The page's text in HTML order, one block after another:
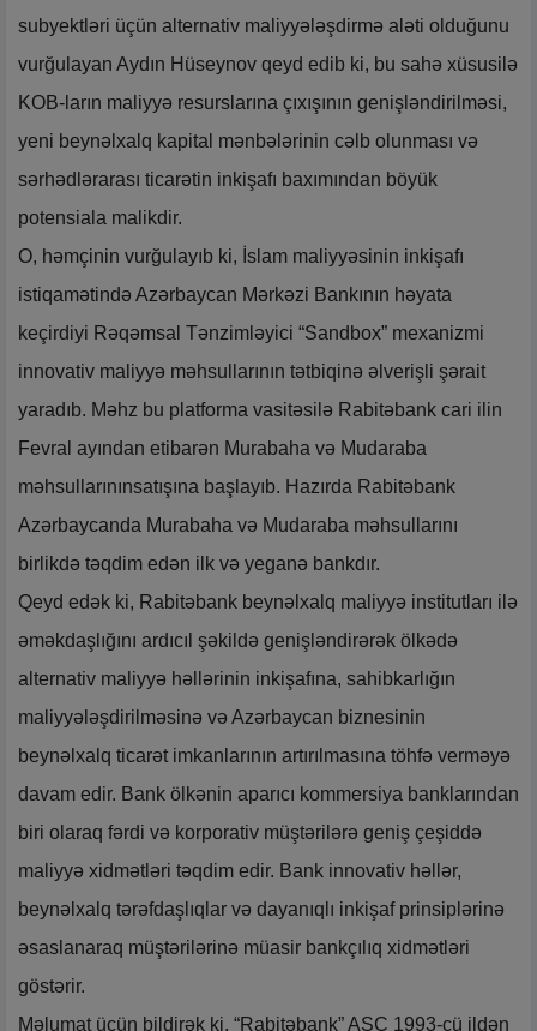
subyektləri üçün alternativ maliyyələşdirmə aləti olduğunu
vurğulayan Aydın Hüseynov qeyd edib ki, bu sahə xüsusilə
KOB-ların maliyyə resurslarına çıxışının genişləndirilməsi,
yeni beynəlxalq kapital mənbələrinin cəlb olunması və
sərhədlərarası ticarətin inkişafı baxımından böyük
potensiala malikdir.
O, həmçinin vurğulayıb ki, İslam maliyyəsinin inkişafı
istiqamətində Azərbaycan Mərkəzi Bankının həyata
keçirdiyi Rəqəmsal Tənzimləyici “Sandbox” mexanizmi
innovativ maliyyə məhsullarının tətbiqinə əlverişli şərait
yaradıb. Məhz bu platforma vasitəsilə Rabitəbank cari ilin
Fevral ayından etibarən Murabaha və Mudaraba
məhsullarınınsatışına başlayıb. Hazırda Rabitəbank
Azərbaycanda Murabaha və Mudaraba məhsullarını
birlikdə təqdim edən ilk və yeganə bankdır.
Qeyd edək ki, Rabitəbank beynəlxalq maliyyə institutları ilə
əməkdaşlığını ardıcıl şəkildə genişləndirərək ölkədə
alternativ maliyyə həllərinin inkişafına, sahibkarlığın
maliyyələşdirilməsinə və Azərbaycan biznesinin
beynəlxalq ticarət imkanlarının artırılmasına töhfə verməyə
davam edir. Bank ölkənin aparıcı kommersiya banklarından
biri olaraq fərdi və korporativ müştərilərə geniş çeşiddə
maliyyə xidmətləri təqdim edir. Bank innovativ həllər,
beynəlxalq tərəfdaşlıqlar və dayanıqlı inkişaf prinsiplərinə
əsaslanaraq müştərilərinə müasir bankçılıq xidmətləri
göstərir.
Məlumat üçün bildirək ki, “Rabitəbank” ASC 1993-cü ildən